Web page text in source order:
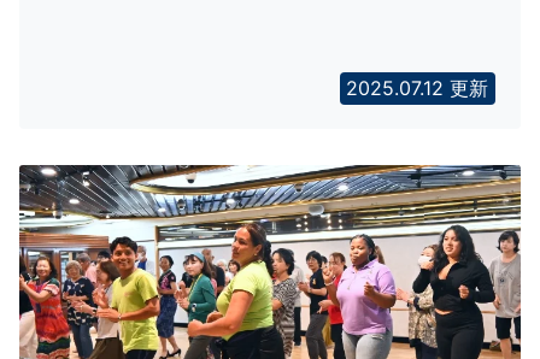
2025.07.12 更新